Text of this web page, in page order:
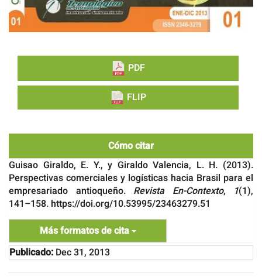
PDF
FLIP
Cómo citar
Guisao Giraldo, E. Y., y Giraldo Valencia, L. H. (2013).
Perspectivas comerciales y logísticas hacia Brasil para el
empresariado antioqueño. Revista En-Contexto, 1(1),
141–158. https://doi.org/10.53995/23463279.51
Más formatos de cita
Publicado: Dec 31, 2013